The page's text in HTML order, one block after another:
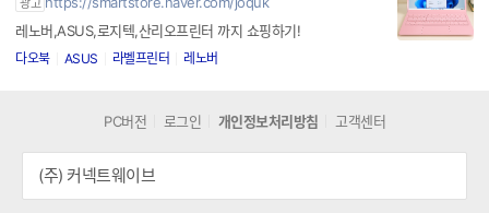
광고
레노버,ASUS,로지텍,산리오프린터 까지 쇼핑하기!
다오북 ASUS 라벨프린터 레노버
PC버전 로그인 개인정보처리방침 고객센터
(주) 커넥트웨이브